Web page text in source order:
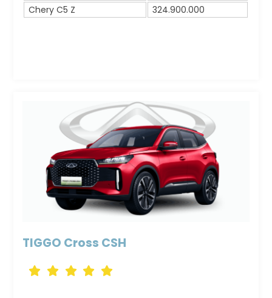
Chery C5 Z
324.900.000
TIGGO Cross CSH
Icon
Icon
Icon
Icon
Icon